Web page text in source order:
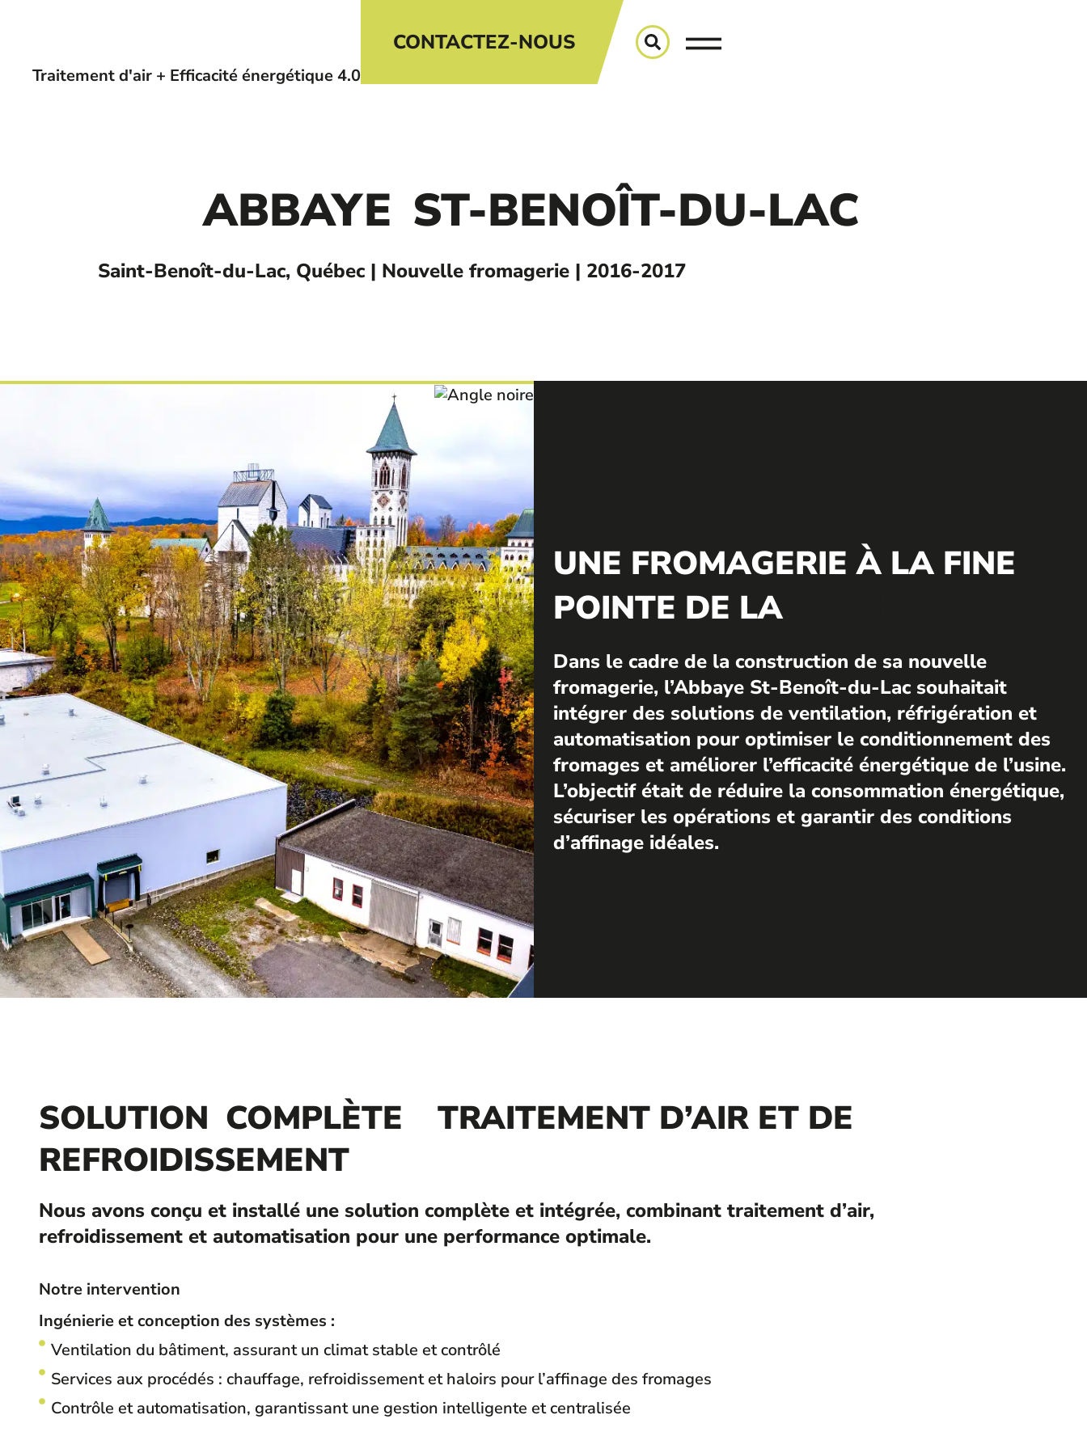
Traitement d'air + Efficacité énergétique 4.0
CONTACTEZ-NOUS
ABBAYE ST-BENOÎT-DU-LAC
Saint-Benoît-du-Lac, Québec | Nouvelle fromagerie | 2016-2017
UNE FROMAGERIE À LA FINE
POINTE DE LA
Dans le cadre de la construction de sa nouvelle
fromagerie, l’Abbaye St-Benoît-du-Lac souhaitait
intégrer des solutions de ventilation, réfrigération et
automatisation pour optimiser le conditionnement des
fromages et améliorer l’efficacité énergétique de l’usine.
L’objectif était de réduire la consommation énergétique,
sécuriser les opérations et garantir des conditions
d’affinage idéales.
SOLUTION COMPLÈTE
TRAITEMENT D’AIR ET DE
REFROIDISSEMENT
Nous avons conçu et installé une solution complète et intégrée, combinant traitement d’air,
refroidissement et automatisation pour une performance optimale.
Notre intervention
Ingénierie et conception des systèmes :
Ventilation du bâtiment, assurant un climat stable et contrôlé
Services aux procédés : chauffage, refroidissement et haloirs pour l’affinage des fromages
Contrôle et automatisation, garantissant une gestion intelligente et centralisée